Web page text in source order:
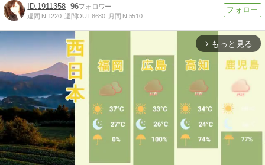
1911358 96
週間IN:1220 週間OUT:8680 月間IN:5510
arrow_forward_ios もっと見る